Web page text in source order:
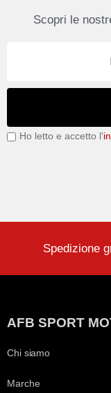
Scopri le
Ho letto e accetto l'
Spedizione
AFB SPORT
Chi siamo
Marche